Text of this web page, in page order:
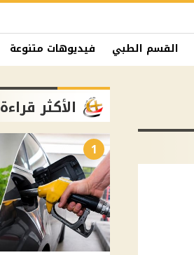
القسم الطبي فيديوهات متنوعة
الأكثر قراءة
1